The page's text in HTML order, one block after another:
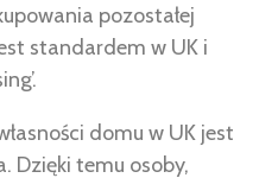
pozostałej
standardem w UK i
domu w UK jest
Dzięki temu osoby,